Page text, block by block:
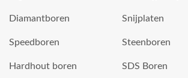
Diamantboren
Speedboren
Hardhout boren
Snijplaten
Steenboren
SDS Boren